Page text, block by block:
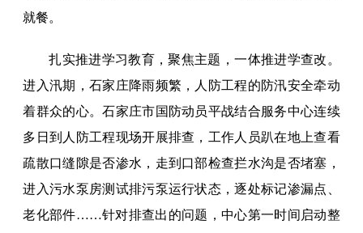
就餐。
扎实推进学习教育，聚焦主题，一体推进学查改。
进入汛期，石家庄降雨频繁，人防工程的防汛安全牵动
着群众的心。石家庄市国防动员平战结合服务中心连续
多日到人防工程现场开展排查，工作人员趴在地上查看
疏散口缝隙是否渗水，走到口部检查拦水沟是否堵塞，
进入污水泵房测试排污泵运行状态，逐处标记渗漏点、
老化部件……针对排查出的问题，中心第一时间启动整